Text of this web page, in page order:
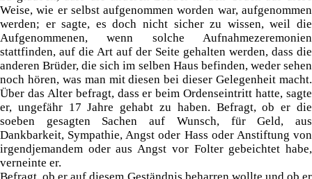
Weise, wie er selbst aufgenommen worden war, aufgenommen
werden; er sagte, es doch nicht sicher zu wissen, weil die
Aufgenommenen, wenn solche Aufnahmezeremonien
stattfinden, auf die Art auf der Seite gehalten werden, dass die
anderen Brüder, die sich im selben Haus befinden, weder sehen
noch hören, was man mit diesen bei dieser Gelegenheit macht.
Über das Alter befragt, dass er beim Ordenseintritt hatte, sagte
er, ungefähr 17 Jahre gehabt zu haben. Befragt, ob er die
soeben gesagten Sachen auf Wunsch, für Geld, aus
Dankbarkeit, Sympathie, Angst oder Hass oder Anstiftung von
irgendjemandem oder aus Angst vor Folter gebeichtet habe,
verneinte er.